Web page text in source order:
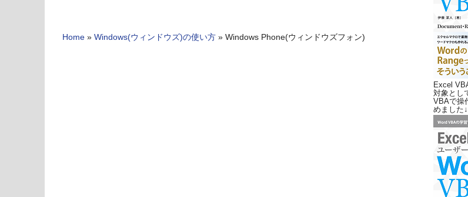
Home » Windows(ウィンドウズ)の使い方 » Windows Phone(ウィンドウズフォン)
Excel
対象とし
VBAで操
めました